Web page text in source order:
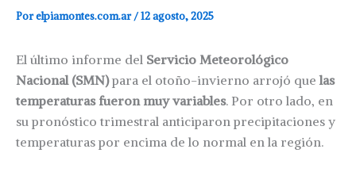
Porelpiamontes.com.ar/12 agosto, 2025
El último informe del Servicio Meteorológico
Nacional (SMN)para el otoño-invierno arrojó que las
temperaturas fueron muy variables. Por otro lado, en
su pronóstico trimestral anticiparon precipitaciones y
temperaturas por encima de lo normal en la región.